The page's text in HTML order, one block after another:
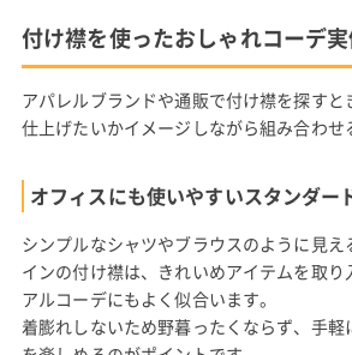
付け襟を使ったおしゃれコーデ
アパレルブランドや通販で付け襟を探すと
仕上げたいかイメージしながら組み合わせ
オフィスにも使いやすいスタンダー
シンプルなシャツやブラウスのように見
インの付け襟は、きれいめアイテムを取り
アルコーデにもよく似合います。
着膨れしないため野暮ったくならず、手